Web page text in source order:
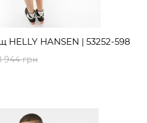
HANSEN | 53252-598
944 грн